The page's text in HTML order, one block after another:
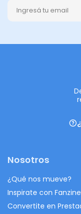
Nosotros
¿Qué nos mueve?
Inspirate con Fanzine
Convertite en